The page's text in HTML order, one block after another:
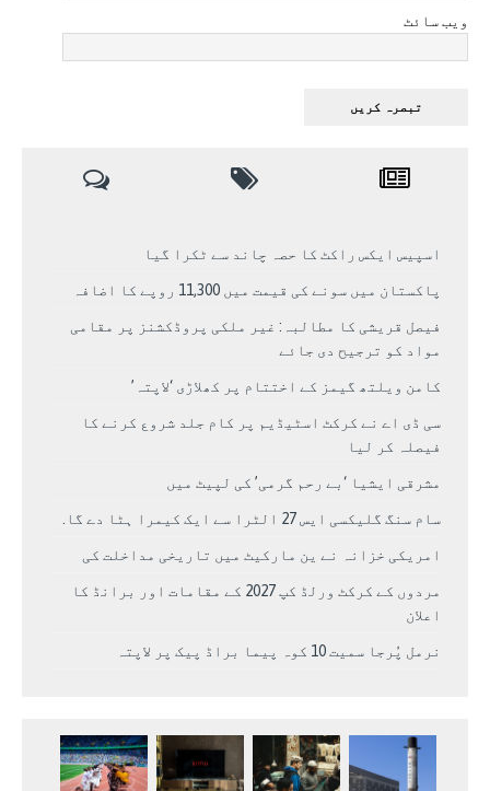
ویب سائٹ
اسپیس ایکس راکٹ کا حصہ چاند سے ٹکرا گیا
پاکستان میں سونے کی قیمت میں 11,300 روپے کا اضافہ
فیصل قریشی کا مطالبہ: غیر ملکی پروڈکشنز پر مقامی
مواد کو ترجیح دی جائے
کامن ویلتھ گیمز کے اختتام پر کھلاڑی ‘لاپتہ’
سی ڈی اے نے کرکٹ اسٹیڈیم پر کام جلد شروع کرنے کا
فیصلہ کر لیا
مشرقی ایشیا ‘بے رحم گرمی’ کی لپیٹ میں
سام سنگ گلیکسی ایس 27 الٹرا سے ایک کیمرا ہٹا دے گا.
امریکی خزانہ نے ین مارکیٹ میں تاریخی مداخلت کی
مردوں کے کرکٹ ورلڈ کپ 2027 کے مقامات اور برانڈ کا
اعلان
نرمل پُرجا سمیت 10 کوہ پیما براڈ پیک پر لاپتہ